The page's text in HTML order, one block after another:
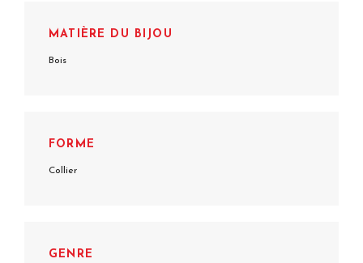
MATIÈRE DU BIJOU
Bois
FORME
Collier
GENRE